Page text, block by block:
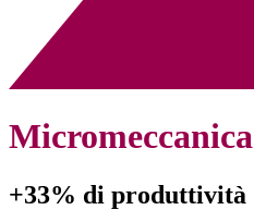
Micromeccanica
+33% di produttività